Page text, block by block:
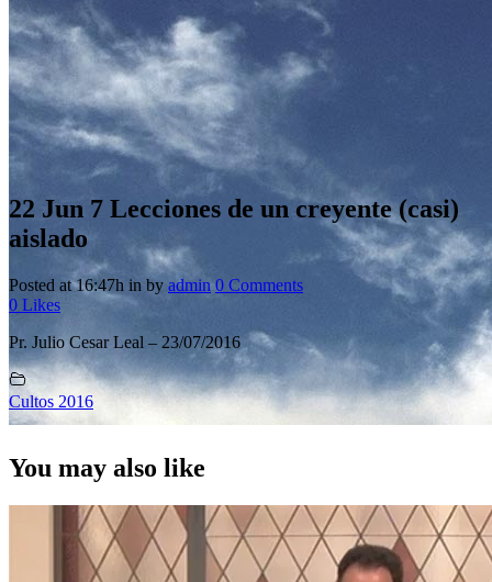
7 Lecciones de un creyente (casi)
aislado
22 Jun 7 Lecciones de un creyente (casi)
aislado
Posted at 16:47h in by admin 0 Comments
0 Likes
Pr. Julio Cesar Leal – 23/07/2016
Cultos 2016
You may also like